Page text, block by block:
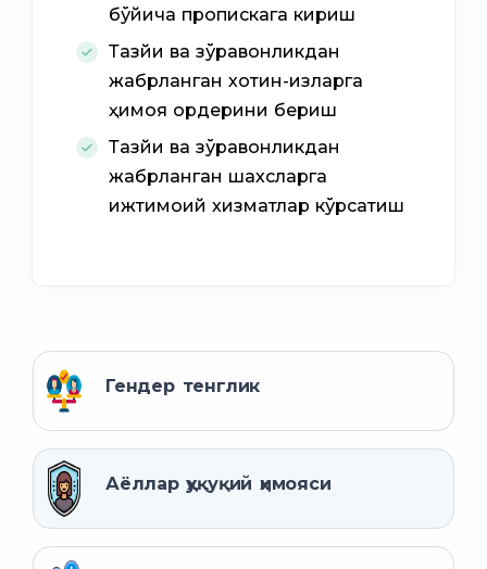
бўйича пропискага кириш
Тазйиқ ва зўравонликдан
жабрланган хотин-қизларга
ҳимоя ордерини бериш
Тазйиқ ва зўравонликдан
жабрланган шахсларга
ижтимоий хизматлар кўрсатиш
Гендер тенглик
Аёллар ҳуқуқий ҳимояси